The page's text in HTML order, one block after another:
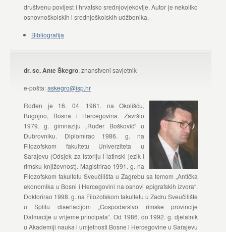
društvenu povijest i hrvatsko srednjovjekovlje. Autor je nekoliko
osnovnoškolskih i srednjoškolskih udžbenika.
Bibliografija
dr. sc. Ante Škegro, znanstveni savjetnik
e-pošta:askegro@isp.hr
Rođen je 16. 04. 1961. na Okolišću,
Bugojno, Bosna i Hercegovina. Završio
1979. g. gimnaziju „Ruđer Bošković“ u
Dubrovniku. Diplomirao 1986. g. na
Filozofskom fakultetu Univerziteta u
Sarajevu (Odsjek za istoriju i latinski jezik i
rimsku književnost). Magistrirao 1991. g. na
Filozofskom fakultetu Sveučilišta u Zagrebu sa temom „Antička
ekonomika u Bosni i Hercegovini na osnovi epigrafskih izvora“.
Doktorirao 1998. g. na Filozofskom fakultetu u Zadru Sveučilište
u Splitu disertacijom „Gospodarstvo rimske provincije
Dalmacije u vrijeme principata“. Od 1986. do 1992. g. djelatnik
u Akademiji nauka i umjetnosti Bosne i Hercegovine u Sarajevu